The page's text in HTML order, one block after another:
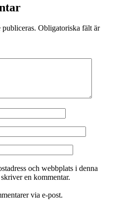
publiceras. Obligatoriska fält är
och webbplats i denna
en kommentar.
via e-post.